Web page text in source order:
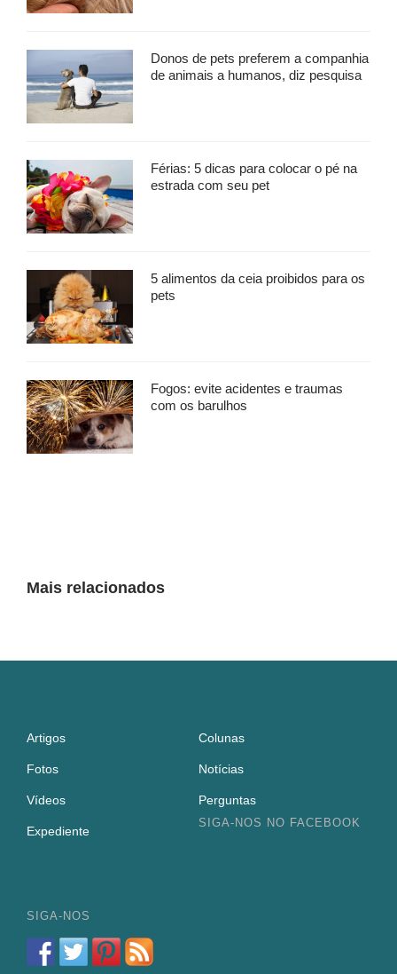
Donos de pets preferem a companhia
de animais a humanos, diz pesquisa
Férias: 5 dicas para colocar o pé na
estrada com seu pet
5 alimentos da ceia proibidos para os
pets
Fogos: evite acidentes e traumas
com os barulhos
Mais relacionados
Artigos Colunas
Fotos Notícias
Vídeos Perguntas
Expediente
SIGA-NOS NO FACEBOOK
SIGA-NOS